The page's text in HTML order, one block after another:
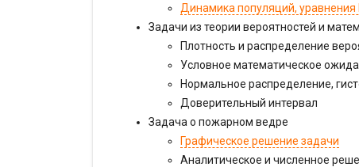
Динамика популяций, уравнения
Задачи из теории вероятностей и
Плотность и распределение
Условное математическое
Нормальное распределение,
Доверительный интервал
Задача о пожарном ведре
Графическое решение задачи
Аналитическое и численное